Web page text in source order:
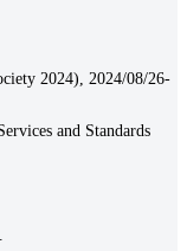
2024), 2024/08/26-
and Standards